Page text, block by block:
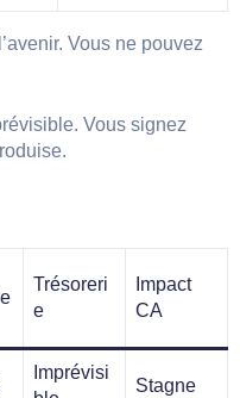
Vous ne pouvez
Vous signez
Trésoreri
e
Impact
CA
Imprévisi
Stagne